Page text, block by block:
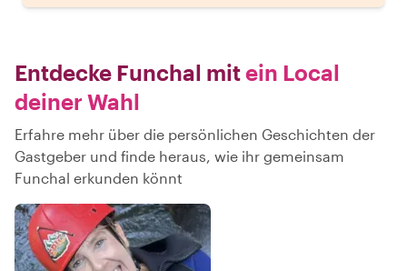
Entdecke Funchal mitein Local
deiner Wahl
Erfahre mehr über die persönlichen Geschichten der
Gastgeber und finde heraus, wie ihr gemeinsam
Funchal erkunden könnt